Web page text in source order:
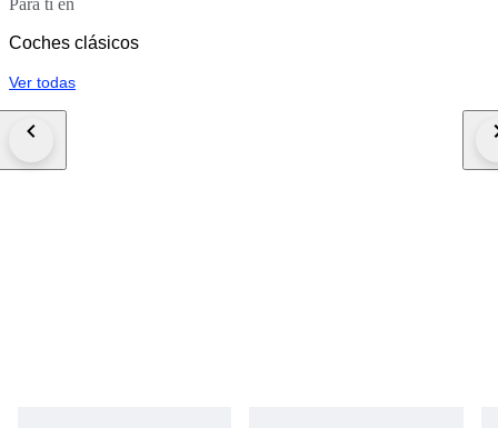
Para ti en
Coches clásicos
Ver todas